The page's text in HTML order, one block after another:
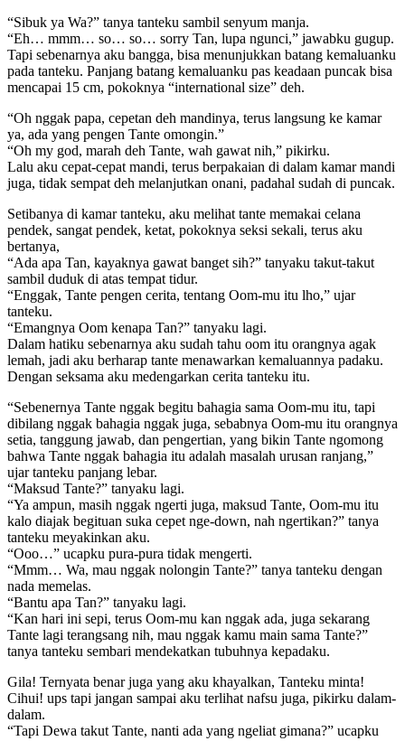
“Sibuk ya Wa?” tanya tanteku sambil senyum manja.
“Eh… mmm… so… so… sorry Tan, lupa ngunci,” jawabku gugup.
Tapi sebenarnya aku bangga, bisa menunjukkan batang kemaluanku
pada tanteku. Panjang batang kemaluanku pas keadaan puncak bisa
mencapai 15 cm, pokoknya “international size” deh.
“Oh nggak papa, cepetan deh mandinya, terus langsung ke kamar
ya, ada yang pengen Tante omongin.”
“Oh my god, marah deh Tante, wah gawat nih,” pikirku.
Lalu aku cepat-cepat mandi, terus berpakaian di dalam kamar mandi
juga, tidak sempat deh melanjutkan onani, padahal sudah di puncak.
Setibanya di kamar tanteku, aku melihat tante memakai celana
pendek, sangat pendek, ketat, pokoknya seksi sekali, terus aku
bertanya,
“Ada apa Tan, kayaknya gawat banget sih?” tanyaku takut-takut
sambil duduk di atas tempat tidur.
“Enggak, Tante pengen cerita, tentang Oom-mu itu lho,” ujar
tanteku.
“Emangnya Oom kenapa Tan?” tanyaku lagi.
Dalam hatiku sebenarnya aku sudah tahu oom itu orangnya agak
lemah, jadi aku berharap tante menawarkan kemaluannya padaku.
Dengan seksama aku medengarkan cerita tanteku itu.
“Sebenernya Tante nggak begitu bahagia sama Oom-mu itu, tapi
dibilang nggak bahagia nggak juga, sebabnya Oom-mu itu orangnya
setia, tanggung jawab, dan pengertian, yang bikin Tante ngomong
bahwa Tante nggak bahagia itu adalah masalah urusan ranjang,”
ujar tanteku panjang lebar.
“Maksud Tante?” tanyaku lagi.
“Ya ampun, masih nggak ngerti juga, maksud Tante, Oom-mu itu
kalo diajak begituan suka cepet nge-down, nah ngertikan?” tanya
tanteku meyakinkan aku.
“Ooo…” ucapku pura-pura tidak mengerti.
“Mmm… Wa, mau nggak nolongin Tante?” tanya tanteku dengan
nada memelas.
“Bantu apa Tan?” tanyaku lagi.
“Kan hari ini sepi, terus Oom-mu kan nggak ada, juga sekarang
Tante lagi terangsang nih, mau nggak kamu main sama Tante?”
tanya tanteku sembari mendekatkan tubuhnya kepadaku.
Gila! Ternyata benar juga yang aku khayalkan, Tanteku minta!
Cihui! ups tapi jangan sampai aku terlihat nafsu juga, pikirku dalam-
dalam.
“Tapi Dewa takut Tante, nanti ada yang ngeliat gimana?” ucapku